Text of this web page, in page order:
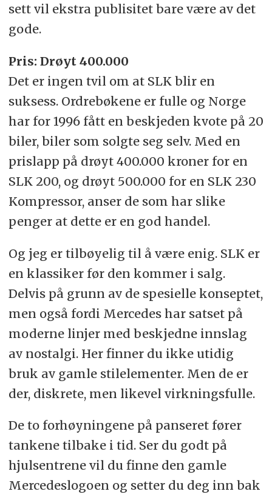
sett vil ekstra publisitet bare være av det
gode.
Pris: Drøyt 400.000
Det er ingen tvil om at SLK blir en
suksess. Ordrebøkene er fulle og Norge
har for 1996 fått en beskjeden kvote på 20
biler, biler som solgte seg selv. Med en
prislapp på drøyt 400.000 kroner for en
SLK 200, og drøyt 500.000 for en SLK 230
Kompressor, anser de som har slike
penger at dette er en god handel.
Og jeg er tilbøyelig til å være enig. SLK er
en klassiker før den kommer i salg.
Delvis på grunn av de spesielle konseptet,
men også fordi Mercedes har satset på
moderne linjer med beskjedne innslag
av nostalgi. Her finner du ikke utidig
bruk av gamle stilelementer. Men de er
der, diskrete, men likevel virkningsfulle.
De to forhøyningene på panseret fører
tankene tilbake i tid. Ser du godt på
hjulsentrene vil du finne den gamle
Mercedeslogoen og setter du deg inn bak